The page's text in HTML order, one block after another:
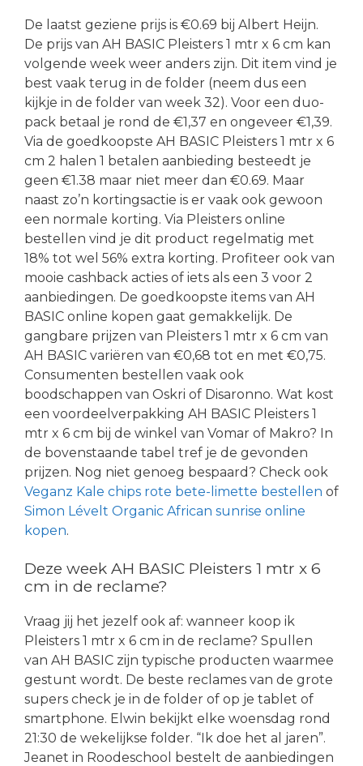
De laatst geziene prijs is €0.69 bij Albert Heijn.
De prijs van AH BASIC Pleisters 1 mtr x 6 cm kan
volgende week weer anders zijn. Dit item vind je
best vaak terug in de folder (neem dus een
kijkje in de folder van week 32). Voor een duo-
pack betaal je rond de €1,37 en ongeveer €1,39.
Via de goedkoopste AH BASIC Pleisters 1 mtr x 6
cm 2 halen 1 betalen aanbieding besteedt je
geen €1.38 maar niet meer dan €0.69. Maar
naast zo’n kortingsactie is er vaak ook gewoon
een normale korting. Via Pleisters online
bestellen vind je dit product regelmatig met
18% tot wel 56% extra korting. Profiteer ook van
mooie cashback acties of iets als een 3 voor 2
aanbiedingen. De goedkoopste items van AH
BASIC online kopen gaat gemakkelijk. De
gangbare prijzen van Pleisters 1 mtr x 6 cm van
AH BASIC variëren van €0,68 tot en met €0,75.
Consumenten bestellen vaak ook
boodschappen van Oskri of Disaronno. Wat kost
een voordeelverpakking AH BASIC Pleisters 1
mtr x 6 cm bij de winkel van Vomar of Makro? In
de bovenstaande tabel tref je de gevonden
prijzen. Nog niet genoeg bespaard? Check ook
Veganz Kale chips rote bete-limette bestellen of
Simon Lévelt Organic African sunrise online
kopen.
Deze week AH BASIC Pleisters 1 mtr x 6
cm in de reclame?
Vraag jij het jezelf ook af: wanneer koop ik
Pleisters 1 mtr x 6 cm in de reclame? Spullen
van AH BASIC zijn typische producten waarmee
gestunt wordt. De beste reclames van de grote
supers check je in de folder of op je tablet of
smartphone. Elwin bekijkt elke woensdag rond
21:30 de wekelijkse folder. “Ik doe het al jaren”.
Jeanet in Roodeschool bestelt de aanbiedingen